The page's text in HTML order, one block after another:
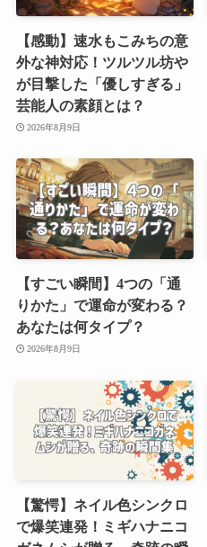
【感動】速水もこみちの意
外な神対応！ツルツル坊や
が目撃した「優しすぎる」
芸能人の素顔とは？
2026年8月9日
【すごい瞬間】4つの「通
りかた」で運命が変わる？
あなたは何タイプ？
2026年8月9日
【驚愕】ネイル色シンクロ
で爆笑連発！ミギハナニコ